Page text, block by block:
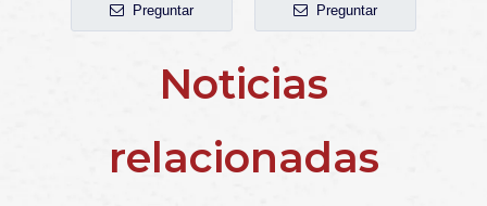
Preguntar Preguntar
Noticias
relacionadas